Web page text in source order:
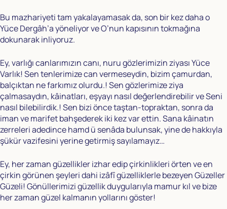
Bu mazhariyeti tam yakalayamasak da, son bir kez daha o
Yüce Dergâh’a yöneliyor ve O’nun kapısının tokmağına
dokunarak inliyoruz.
Ey, varlığı canlarımızın canı, nuru gözlerimizin ziyası Yüce
Varlık! Sen tenlerimize can vermeseydin, bizim çamurdan,
balçıktan ne farkımız olurdu.! Sen gözlerimize ziya
çalmasaydın, kâinatları, eşyayı nasıl değerlendirebilir ve Seni
nasıl bilebilirdik.! Sen bizi önce taştan-topraktan, sonra da
iman ve marifet bahşederek iki kez var ettin. Sana kâinatın
zerreleri adedince hamd ü senâda bulunsak, yine de hakkıyla
şükür vazifesini yerine getirmiş sayılamayız…
Ey, her zaman güzellikler izhar edip çirkinlikleri örten ve en
çirkin görünen şeyleri dahi izâfî güzelliklerle bezeyen Güzeller
Güzeli! Gönüllerimizi güzellik duygularıyla mamur kıl ve bize
her zaman güzel kalmanın yollarını göster!